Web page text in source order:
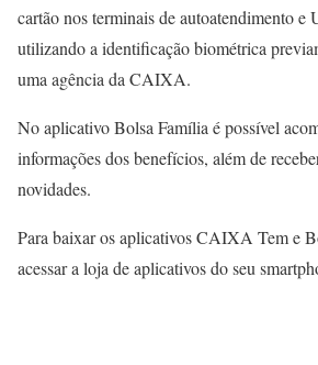
cartão nos terminais de autoatendimento e
utilizando a identificação biométrica
uma agência da CAIXA.
No aplicativo Bolsa Família é possível
informações dos benefícios, além de
novidades.
Para baixar os aplicativos CAIXA Tem e
acessar a loja de aplicativos do seu